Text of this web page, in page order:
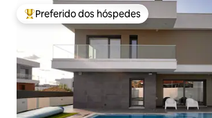
Entre os melhores preferidos dos hóspedes
Preferido dos hóspedes